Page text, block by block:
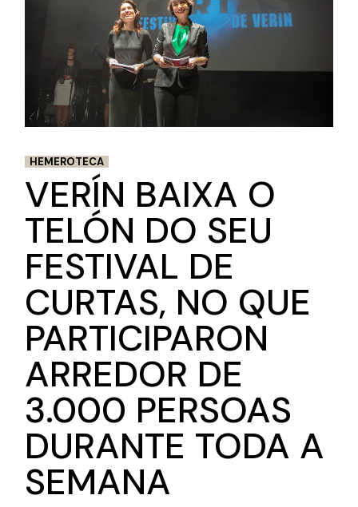
HEMEROTECA
VERÍN BAIXA O
TELÓN DO SEU
FESTIVAL DE
CURTAS, NO QUE
PARTICIPARON
ARREDOR DE
3.000 PERSOAS
DURANTE TODA A
SEMANA